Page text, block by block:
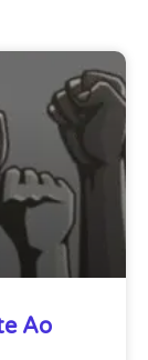
Ao